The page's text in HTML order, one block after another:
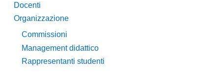
Docenti
Organizzazione
Commissioni
Management didattico
Rappresentanti studenti